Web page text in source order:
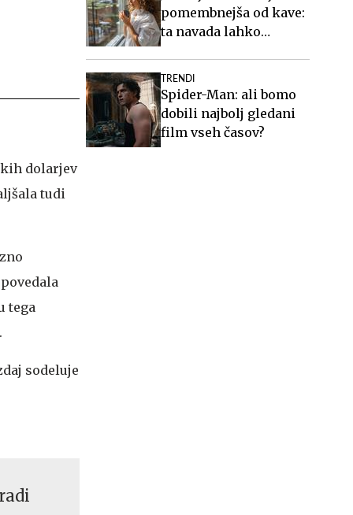
dolarjev
tudi
tega
sodeluje
pomembnejša od kave:
ta navada lahko
TRENDI
Spider-Man: ali bomo
dobili najbolj gledani
film vseh časov?